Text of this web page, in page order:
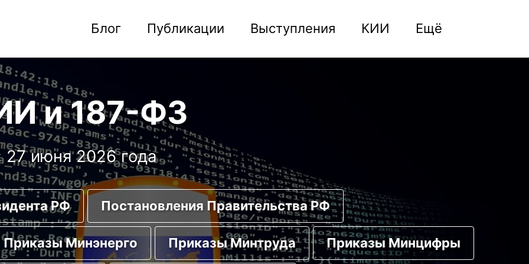
Блог Публикации Выступления КИИ Ещё
и 187-ФЗ
27 июня 2026 года
РФ Постановления Правительства РФ
Приказы Минэнерго Приказы Минтруда Приказы Минцифры